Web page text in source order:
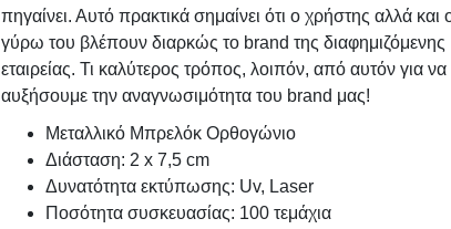
πηγαίνει. Αυτό πρακτικά σημαίνει ότι ο χρήστης αλλά και
γύρω του βλέπουν διαρκώς το brand της διαφημιζόμενης
εταιρείας. Τι καλύτερος τρόπος, λοιπόν, από αυτόν για να
αυξήσουμε την αναγνωσιμότητα του brand μας!
Μεταλλικό Μπρελόκ Ορθογώνιο
Διάσταση: 2 x 7,5 cm
Δυνατότητα εκτύπωσης: Uv, Laser
Ποσότητα συσκευασίας: 100 τεμάχια